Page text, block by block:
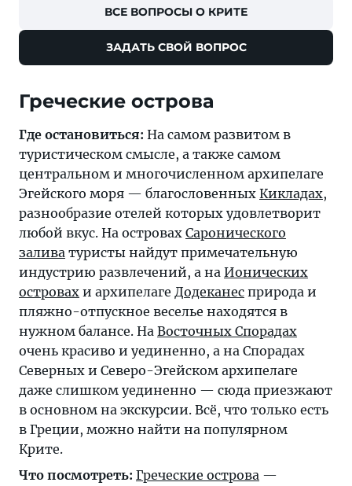
ВСЕ ВОПРОСЫ О КРИТЕ
ЗАДАТЬ СВОЙ ВОПРОС
Греческие острова
Где остановиться: На самом развитом в
туристическом смысле, а также самом
центральном и многочисленном архипелаге
Эгейского моря — благословенных Кикладах,
разнообразие отелей которых удовлетворит
любой вкус. На островах Саронического
залива туристы найдут примечательную
индустрию развлечений, а на Ионических
островах и архипелаге Додеканес природа и
пляжно-отпускное веселье находятся в
нужном балансе. На Восточных Спорадах
очень красиво и уединенно, а на Спорадах
Северных и Северо-Эгейском архипелаге
даже слишком уединенно — сюда приезжают
в основном на экскурсии. Всё, что только есть
в Греции, можно найти на популярном
Крите.
Что посмотреть: Греческие острова —